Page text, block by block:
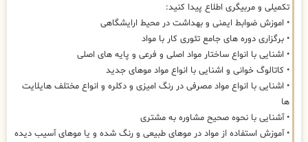
تکمیلی و مربیگری اطلاع پیدا کنید:
• اموزش ضوابط ایمنی و بهداشت در محیط ارایشگاهی
• برگزاری دوره های جامع تئوری کار با مواد
• اشنایی با انواع ساختار مواد اصلی و فرعی و پایه های اصلی
• کاتالوگ خوانی و اشنایی با انواع مواد موهای جدید
• اشنایی با انواع مواد مصرفی در رنگ امیزی و دکلره و انواع مختلف هایلایت
ها
• آشنایی با نحوه صحیح مشاوره به مشتری
• آموزش استفاده از مواد در موهای طبیعی و رنگ شده و یا موهای آسیب دیده